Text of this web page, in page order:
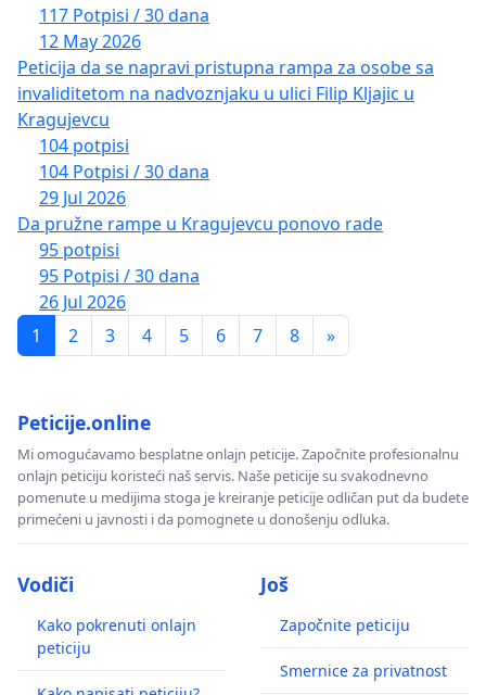
117 Potpisi / 30 dana
12 May 2026
Peticija da se napravi pristupna rampa za osobe sa
invaliditetom na nadvoznjaku u ulici Filip Kljajic u
Kragujevcu
104 potpisi
104 Potpisi / 30 dana
29 Jul 2026
Da pružne rampe u Kragujevcu ponovo rade
95 potpisi
95 Potpisi / 30 dana
26 Jul 2026
1
2 3 4 5 6 7 8 »
Peticije.online
Mi omogućavamo besplatne onlajn peticije. Započnite profesionalnu
onlajn peticiju koristeći naš servis. Naše peticije su svakodnevno
pomenute u medijima stoga je kreiranje peticije odličan put da budete
primećeni u javnosti i da pomognete u donošenju odluka.
Vodiči
Kako pokrenuti onlajn
peticiju
Još
Započnite peticiju
Smernice za privatnost